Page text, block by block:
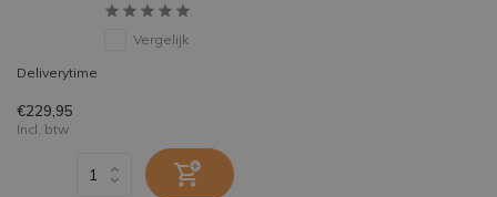
Vergelijk
Deliverytime
€229,95
Incl. btw